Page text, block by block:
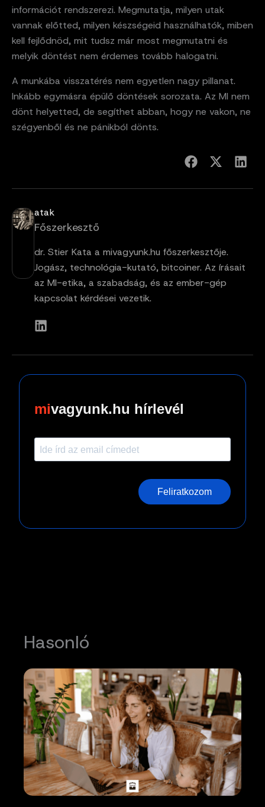
információt rendszerezi. Megmutatja, milyen utak
vannak előtted, milyen készségeid használhatók, miben
kell fejlődnöd, mit tudsz már most megmutatni és
melyik döntést nem érdemes tovább halogatni.
A munkába visszatérés nem egyetlen nagy pillanat.
Inkább egymásra épülő döntések sorozata. Az MI nem
dönt helyetted, de segíthet abban, hogy ne vakon, ne
szégyenből és ne pánikból dönts.
atak
Főszerkesztő
dr. Stier Kata a mivagyunk.hu főszerkesztője.
Jogász, technológia-kutató, bitcoiner. Az írásait
az MI-etika, a szabadság, és az ember-gép
kapcsolat kérdései vezetik.
vagyunk.hu hírlevél
Feliratkozom
Hasonló